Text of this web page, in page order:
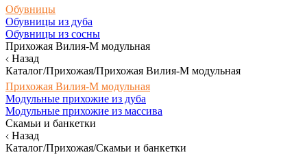
Обувницы
Обувницы из дуба
Обувницы из сосны
Прихожая Вилия-М модульная
Назад
Каталог/Прихожая/Прихожая Вилия-М модульная
Прихожая Вилия-М модульная
Модульные прихожие из дуба
Модульные прихожие из массива
Скамьи и банкетки
Назад
Каталог/Прихожая/Скамьи и банкетки